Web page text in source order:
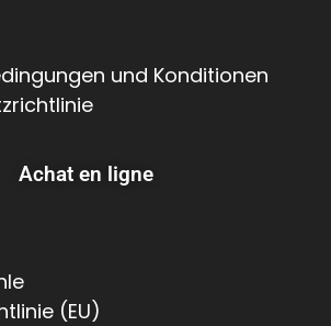
und Konditionen
Achat en ligne
(EU)